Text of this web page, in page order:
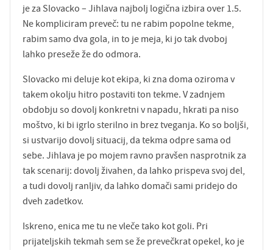
je za Slovacko – Jihlava najbolj logična izbira over 1.5.
Ne kompliciram preveč: tu ne rabim popolne tekme,
rabim samo dva gola, in to je meja, ki jo tak dvoboj
lahko preseže že do odmora.
Slovacko mi deluje kot ekipa, ki zna doma oziroma v
takem okolju hitro postaviti ton tekme. V zadnjem
obdobju so dovolj konkretni v napadu, hkrati pa niso
moštvo, ki bi igrlo sterilno in brez tveganja. Ko so boljši,
si ustvarijo dovolj situacij, da tekma odpre sama od
sebe. Jihlava je po mojem ravno pravšen nasprotnik za
tak scenarij: dovolj živahen, da lahko prispeva svoj del,
a tudi dovolj ranljiv, da lahko domači sami pridejo do
dveh zadetkov.
Iskreno, enica me tu ne vleče tako kot goli. Pri
prijateljskih tekmah sem se že prevečkrat opekel, ko je